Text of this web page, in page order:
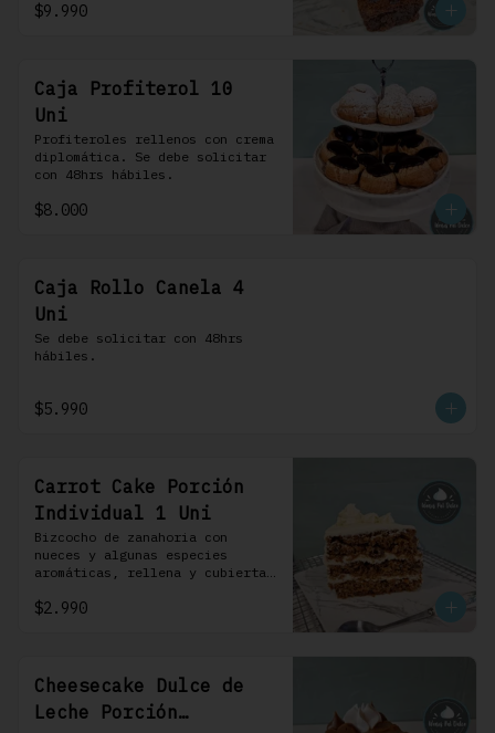
$9.990
Caja Profiterol 10
Uni
Profiteroles rellenos con crema
diplomática. Se debe solicitar
con 48hrs hábiles.
$8.000
Caja Rollo Canela 4
Uni
Se debe solicitar con 48hrs
hábiles.
$5.990
Carrot Cake Porción
Individual 1 Uni
Bizcocho de zanahoria con
nueces y algunas especies
aromáticas, rellena y cubierta
crema.
$2.990
Cheesecake Dulce de
Leche Porción